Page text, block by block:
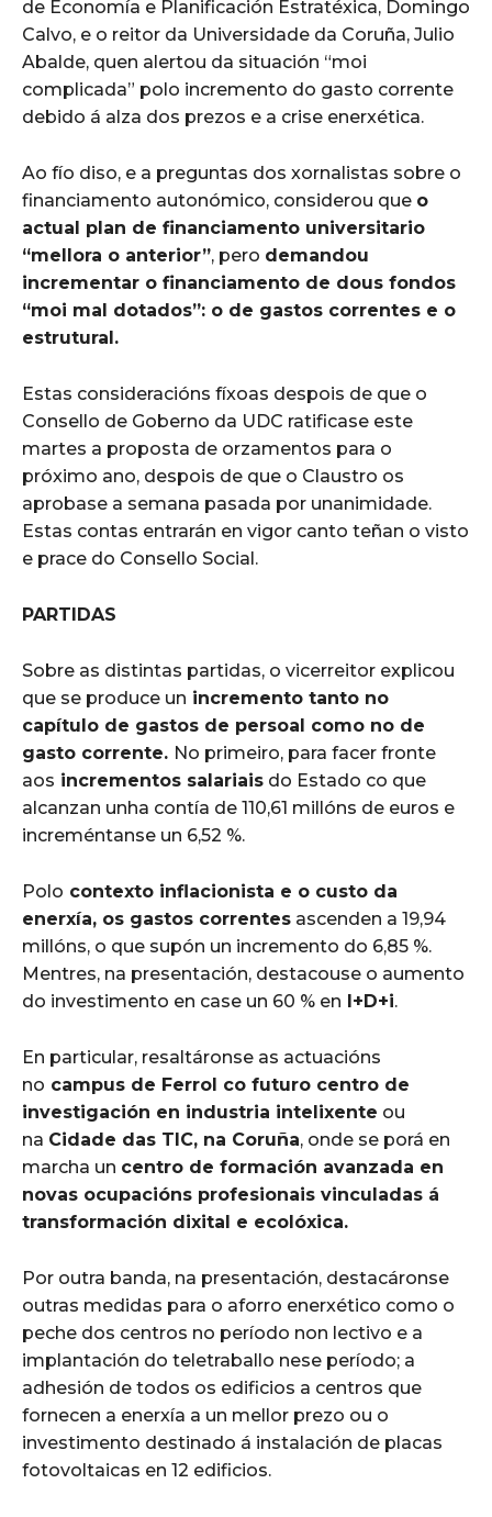
de Economía e Planificación Estratéxica, Domingo
Calvo, e o reitor da Universidade da Coruña, Julio
Abalde, quen alertou da situación “moi
complicada” polo incremento do gasto corrente
debido á alza dos prezos e a crise enerxética.
Ao fío diso, e a preguntas dos xornalistas sobre o
financiamento autonómico, considerou que o
actual plan de financiamento universitario
“mellora o anterior”, pero demandou
incrementar o financiamento de dous fondos
“moi mal dotados”: o de gastos correntes e o
estrutural.
Estas consideracións fíxoas despois de que o
Consello de Goberno da UDC ratificase este
martes a proposta de orzamentos para o
próximo ano, despois de que o Claustro os
aprobase a semana pasada por unanimidade.
Estas contas entrarán en vigor canto teñan o visto
e prace do Consello Social.
PARTIDAS
Sobre as distintas partidas, o vicerreitor explicou
que se produce un incremento tanto no
capítulo de gastos de persoal como no de
gasto corrente. No primeiro, para facer fronte
aos incrementos salariais do Estado co que
alcanzan unha contía de 110,61 millóns de euros e
increméntanse un 6,52 %.
Polo contexto inflacionista e o custo da
enerxía, os gastos correntes ascenden a 19,94
millóns, o que supón un incremento do 6,85 %.
Mentres, na presentación, destacouse o aumento
do investimento en case un 60 % en I+D+i.
En particular, resaltáronse as actuacións
no campus de Ferrol co futuro centro de
investigación en industria intelixente ou
na Cidade das TIC, na Coruña, onde se porá en
marcha un centro de formación avanzada en
novas ocupacións profesionais vinculadas á
transformación dixital e ecolóxica.
Por outra banda, na presentación, destacáronse
outras medidas para o aforro enerxético como o
peche dos centros no período non lectivo e a
implantación do teletraballo nese período; a
adhesión de todos os edificios a centros que
fornecen a enerxía a un mellor prezo ou o
investimento destinado á instalación de placas
fotovoltaicas en 12 edificios.